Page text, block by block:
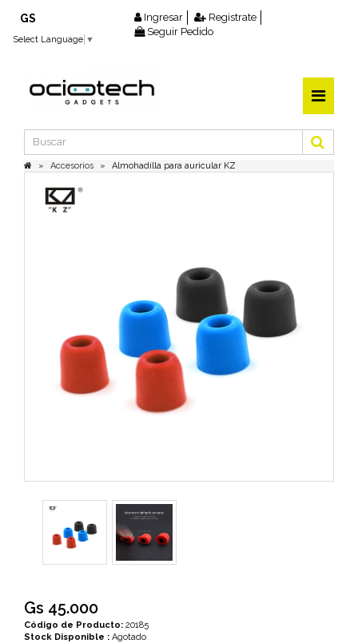
GS
Select Language ▼
Ingresar
Registrate
Seguir Pedido
Accesorios Almohadilla para auricular KZ
Gs 45.000
Código de Producto: 20185
Stock Disponible : Agotado